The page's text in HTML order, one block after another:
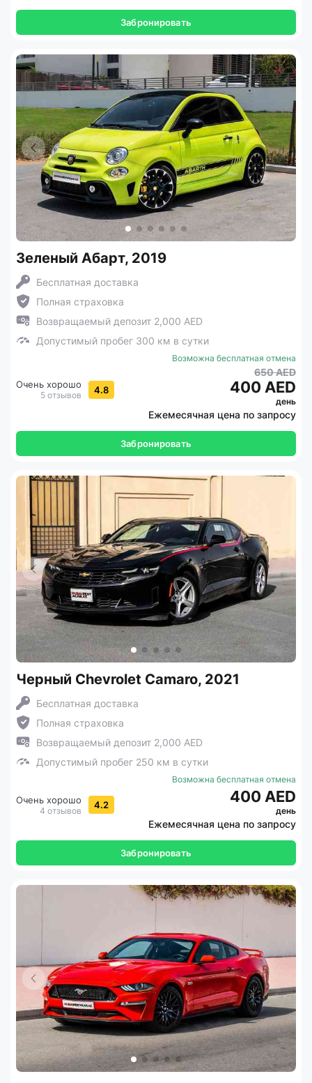
Забронировать
Зеленый Абарт, 2019
Бесплатная доставка
Полная страховка
Возвращаемый депозит 2,000 AED
Допустимый пробег 300 км в сутки
Очень хорошо
5 отзывов 4.8
Возможна бесплатная отмена
650 AED
400 AED
день
Ежемесячная цена по запросу
Забронировать
Черный Chevrolet Camaro, 2021
Бесплатная доставка
Полная страховка
Возвращаемый депозит 2,000 AED
Допустимый пробег 250 км в сутки
Очень хорошо
4 отзывов 4.2
Возможна бесплатная отмена
400 AED
день
Ежемесячная цена по запросу
Забронировать